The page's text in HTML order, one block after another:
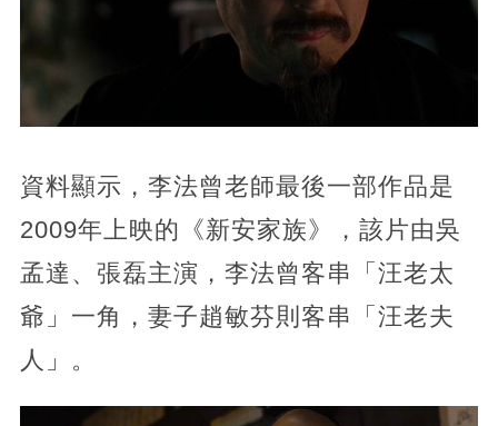
資料顯示，李法曾老師最後一部作品是
2009年上映的《新安家族》，該片由吳
孟達、張磊主演，李法曾客串「汪老太
爺」一角，妻子趙敏芬則客串「汪老夫
人」。